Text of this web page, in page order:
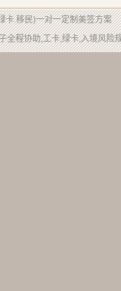
卡.移民)一对一定制美签方案
全程协助,工卡,绿卡,入境风险